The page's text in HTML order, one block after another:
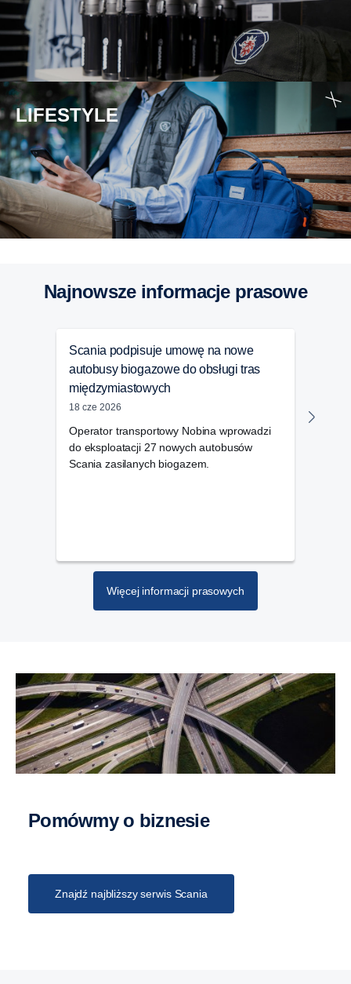
LIFESTYLE
Najnowsze informacje prasowe
Scania podpisuje umowę na nowe
autobusy biogazowe do obsługi tras
międzymiastowych
18 cze 2026
Operator transportowy Nobina wprowadzi
do eksploatacji 27 nowych autobusów
Scania zasilanych biogazem.
Więcej informacji prasowych
Pomówmy o biznesie
Znajdź najbliższy serwis Scania